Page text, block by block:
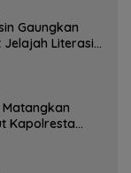
Gaungkan
Jelajah Literasi
Kapolresta